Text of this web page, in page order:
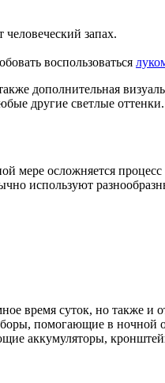
запах.
воспользоваться
дополнительная
другие светлые оттенки.
мере осложняется
используют
время суток, но также и
помогающие в ночной
аккумуляторы,